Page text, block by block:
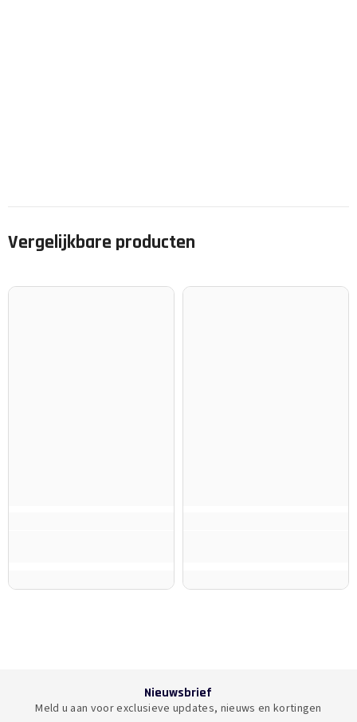
Vergelijkbare producten
Nieuwsbrief
Meld u aan voor exclusieve updates, nieuws en kortingen